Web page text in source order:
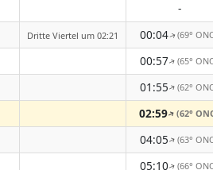
-
Dritte Viertel um 02:21 00:04↑(69°
00:57↑(65°
01:55↑(62°
02:59↑(62°
04:05↑(63°
05:10↑(66°